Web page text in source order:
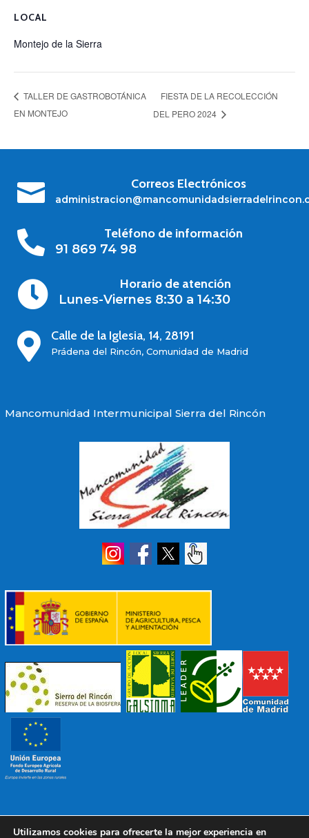
LOCAL
Montejo de la Sierra
TALLER DE GASTROBOTÁNICA
EN MONTEJO
FIESTA DE LA RECOLECCIÓN
DEL PERO 2024
 Correos Electrónicos

Teléfono de información
91 869 74 98

Horario de atención
Lunes-Viernes 8:30 a 14:30
 Calle de la Iglesia, 14, 28191
Prádena del Rincón, Comunidad de Madrid
Mancomunidad Intermunicipal Sierra del Rincón
© 2022 Mancomunidad Sierra del RicónDiseño EDB|
Utilizamos cookies para ofrecerte la mejor experiencia en